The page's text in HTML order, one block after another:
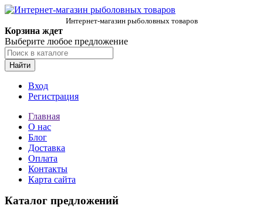
Интернет-магазин рыболовных товаров
Корзина ждет
Выберите любое предложение
Найти
Вход
Регистрация
Главная
О нас
Блог
Доставка
Оплата
Контакты
Карта сайта
Каталог предложений